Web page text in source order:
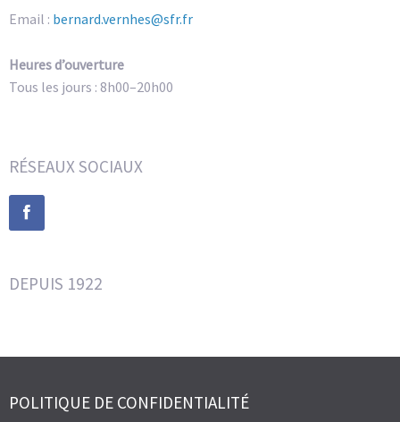
Email : bernard.vernhes@sfr.fr
Heures d’ouverture
Tous les jours : 8h00–20h00
RÉSEAUX SOCIAUX
DEPUIS 1922
POLITIQUE DE CONFIDENTIALITÉ